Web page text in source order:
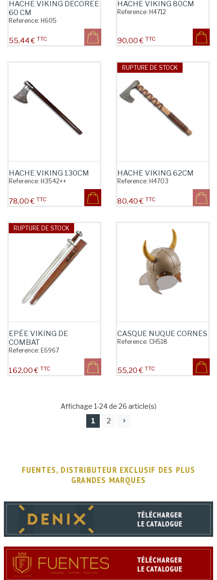
HACHE VIKING DECOREE
60 CM
Reference: H605
Prix
55,44 € TTC
HACHE VIKING 80CM
Reference: H4712
Prix
90,00 € TTC
HACHE VIKING 130CM
Reference: H3542++
Prix
78,00 € TTC
RUPTURE DE STOCK
HACHE VIKING 62CM
Reference: H4703
Prix
80,40 € TTC
RUPTURE DE STOCK
EPÉE VIKING DE
COMBAT
Reference: E6967
Prix
162,00 € TTC
CASQUE NUQUE CORNES
Reference: CH518
Prix
55,20 € TTC
Affichage 1-24 de 26 article(s)
1 2
FUENTES, DISTRIBUTEUR EXCLUSIF DES PLUS
GRANDES MARQUES